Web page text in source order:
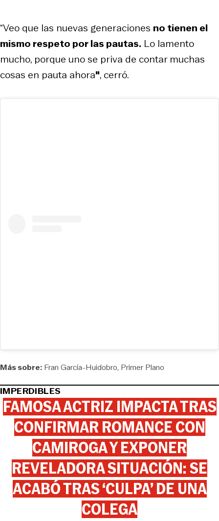
“Veo que las nuevas generaciones no tienen el
mismo respeto por las pautas. Lo lamento
mucho, porque uno se priva de contar muchas
cosas en pauta ahora", cerró.
Más sobre: Fran García-Huidobro Primer Plano
IMPERDIBLES
FAMOSA ACTRIZ IMPACTA TRAS
CONFIRMAR ROMANCE CON
CAMIROGA Y EXPONER
REVELADORA SITUACIÓN: SE
ACABÓ TRAS ‘CULPA’ DE UNA
COLEGA